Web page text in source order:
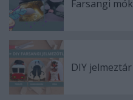
Farsangi
DIY